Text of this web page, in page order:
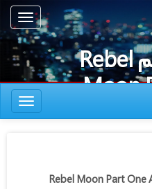
ناوبری
دانلود فیلم Rebel
Moon
A
ناوبری
Rebel Moon Part One